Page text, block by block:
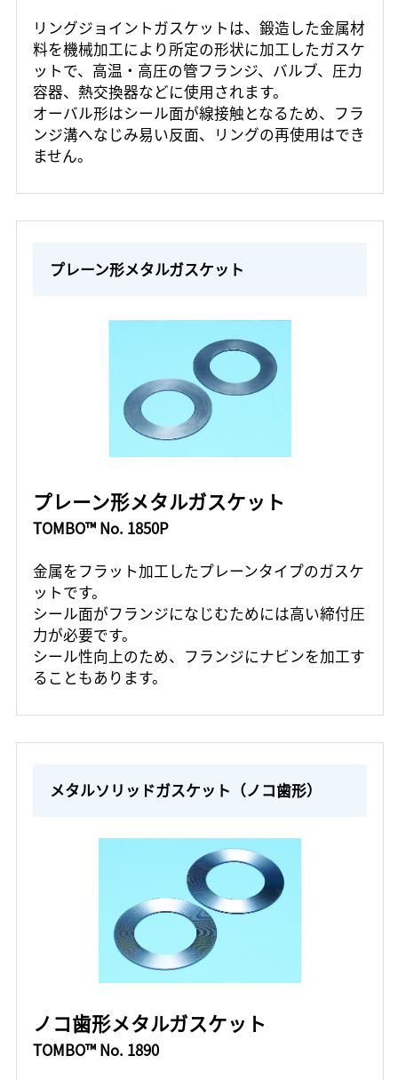
リングジョイントガスケットは、鍛造した金属材
料を機械加工により所定の形状に加工したガスケ
ットで、高温・高圧の管フランジ、バルブ、圧力
容器、熱交換器などに使用されます。
オーバル形はシール面が線接触となるため、フラ
ンジ溝へなじみ易い反面、リングの再使用はでき
ません。
プレーン形メタルガスケット
プレーン形メタルガスケット
TOMBO™ No. 1850P
金属をフラット加工したプレーンタイプのガスケ
ットです。
シール面がフランジになじむためには高い締付圧
力が必要です。
シール性向上のため、フランジにナビンを加工す
ることもあります。
メタルソリッドガスケット（ノコ歯形）
ノコ歯形メタルガスケット
TOMBO™ No. 1890